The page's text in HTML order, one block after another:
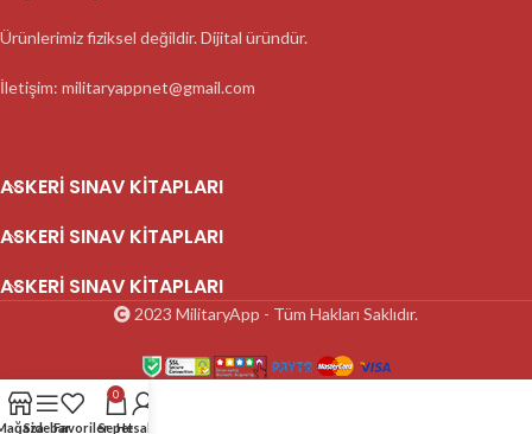
Ürünlerimiz fiziksel değildir. Dijital üründür.
İletişim: militaryappnet@gmail.com
ASKERI SINAV KITAPLARI
ASKERI SINAV KITAPLARI
ASKERI SINAV KITAPLARI
2023 MilitaryApp - Tüm Hakları Saklıdır.
SidebarFavoriler
0
SepetHesabım